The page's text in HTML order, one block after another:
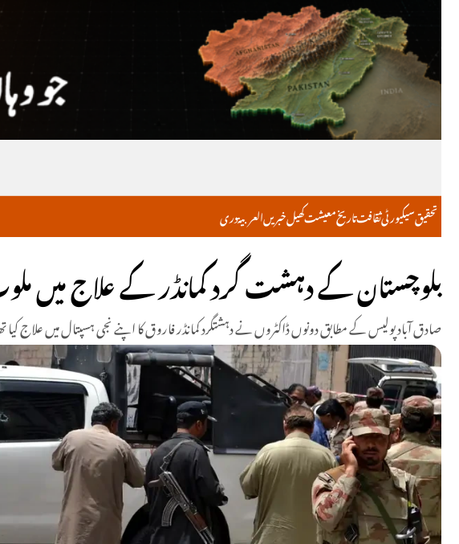
خبریںکھیلمعیشتتاریخثقافتسیکیورٹیتحقیق دریالعربية
بلوچستان کے دہشت گرد کمانڈر کے علاج میں
صادق آباد پولیس کے مطابق دونوں ڈاکٹروں نے دہشتگرد کمانڈر فاروق کا اپنے نجی ہسپتال میں علاج کیا